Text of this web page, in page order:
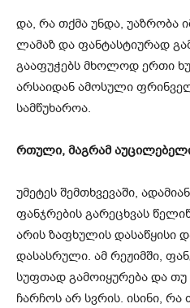
და, რა თქმა უნდა, უაზრობა
ლამაზ და ფანტასტიურად
გააფუჭებს მხოლოდ ერთი
არსაიდან ამოსული
სამწუხაროა.
რთული, მაგრამ
უმეტეს შემთხვევაში,
ფანჯრების გარეცხვას
არის ზაფხულის დასაწყისი
დასასრული. ამ რეჟიმში,
სუფთად გამოიყურება და
ჩარჩოს არ სვრის. ისინი, რა